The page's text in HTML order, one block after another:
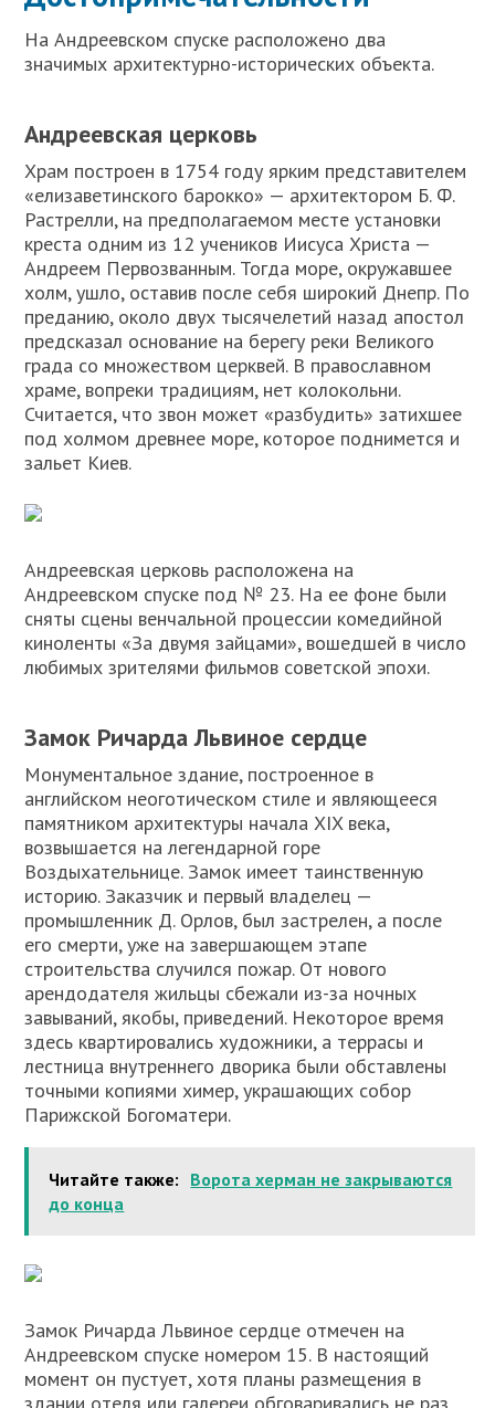
На Андреевском спуске расположено два
значимых архитектурно-исторических объекта.
Андреевская церковь
Храм построен в 1754 году ярким представителем
«елизаветинского барокко» — архитектором Б. Ф.
Растрелли, на предполагаемом месте установки
креста одним из 12 учеников Иисуса Христа —
Андреем Первозванным. Тогда море, окружавшее
холм, ушло, оставив после себя широкий Днепр. По
преданию, около двух тысячелетий назад апостол
предсказал основание на берегу реки Великого
града со множеством церквей. В православном
храме, вопреки традициям, нет колокольни.
Считается, что звон может «разбудить» затихшее
под холмом древнее море, которое поднимется и
зальет Киев.
Андреевская церковь расположена на
Андреевском спуске под № 23. На ее фоне были
сняты сцены венчальной процессии комедийной
киноленты «За двумя зайцами», вошедшей в число
любимых зрителями фильмов советской эпохи.
Замок Ричарда Львиное сердце
Монументальное здание, построенное в
английском неоготическом стиле и являющееся
памятником архитектуры начала XIX века,
возвышается на легендарной горе
Воздыхательнице. Замок имеет таинственную
историю. Заказчик и первый владелец —
промышленник Д. Орлов, был застрелен, а после
его смерти, уже на завершающем этапе
строительства случился пожар. От нового
арендодателя жильцы сбежали из-за ночных
завываний, якобы, приведений. Некоторое время
здесь квартировались художники, а террасы и
лестница внутреннего дворика были обставлены
точными копиями химер, украшающих собор
Парижской Богоматери.
Читайте также: Ворота херман не закрываются
до конца
Замок Ричарда Львиное сердце отмечен на
Андреевском спуске номером 15. В настоящий
момент он пустует, хотя планы размещения в